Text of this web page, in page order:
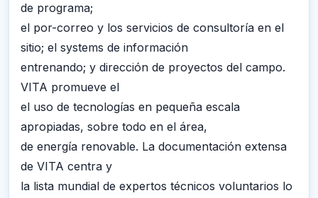
de programa;
el por-correo y los servicios de consultoría en el
sitio; el systems de información
entrenando; y dirección de proyectos del campo.
VITA promueve el
el uso de tecnologías en pequeña escala
apropiadas, sobre todo en el área,
de energía renovable. La documentación extensa
de VITA centra y
la lista mundial de expertos técnicos voluntarios lo